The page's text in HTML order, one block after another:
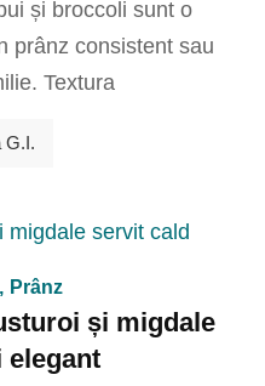
și broccoli sunt o
prânz consistent sau
Textura
G.I.
, Prânz
și migdale
elegant